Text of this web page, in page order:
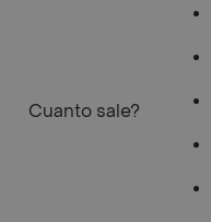
Cuanto sale?